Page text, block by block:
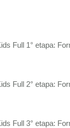
Full 1° etapa:
Full 2° etapa:
Full 3° etapa: